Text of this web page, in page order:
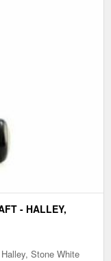
- HALLEY,
Stone White